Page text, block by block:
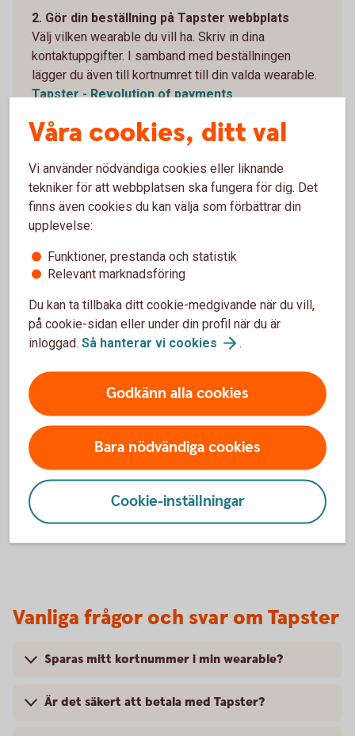
2. Gör din beställning på Tapster webbplats
Välj vilken wearable du vill ha. Skriv in dina
kontaktuppgifter. I samband med beställningen
lägger du även till kortnumret till din valda wearable.
Tapster - Revolution of payments
3. När du har fått hem din wearable – Installera
appen Tapster
Ladda ned appen från Google Play eller AppStore.
Följ instruktionerna i appen Tapster: Contactless
wearables.
4. Koppla ihop Tapster-appen med din wearable
Följ instruktionerna i Tapster-appen: Contactless
5. Identifiera dig i Tapster-appen
Slutför anslutningen genom att signera med Mobilt
Du är nu redo att börja använda din wearable i butik.
Du betalar genom att blippa din wearable mot
terminalen där symbolen för kontaktlösa betalningar
visas.
Vanliga frågor och svar om Tapster
Sparas mitt kortnummer i min wearable?
Är det säkert att betala med Tapster?
Våra cookies, ditt val
Vi använder nödvändiga cookies eller liknande
tekniker för att webbplatsen ska fungera för dig. Det
finns även cookies du kan välja som förbättrar din
upplevelse:
Funktioner, prestanda och statistik
Relevant marknadsföring
Du kan ta tillbaka ditt cookie-medgivande när du vill,
på cookie-sidan eller under din profil när du är
inloggad. Så hanterar vi cookies .
Godkänn alla cookies
Bara nödvändiga cookies
Cookie-inställningar